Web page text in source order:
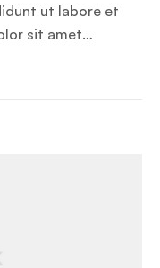
ut labore et
sit amet…